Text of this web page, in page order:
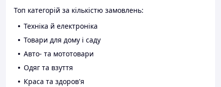
Топ категорій за кількістю замовлень:
Техніка й електроніка
Товари для дому і саду
Авто- та мототовари
Одяг та взуття
Краса та здоров'я